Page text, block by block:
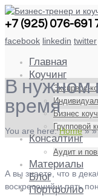
+7 (925) 076-
facebook linkedin twitter
Главная
Коучинг
Экспресс-
Бизнес
Групповой
Консалтинг
Аудит и
Материалы
Блог
Портфолио
В нужном
время
You are here:Home » »
А вы знаете, что в
воскресений и пять